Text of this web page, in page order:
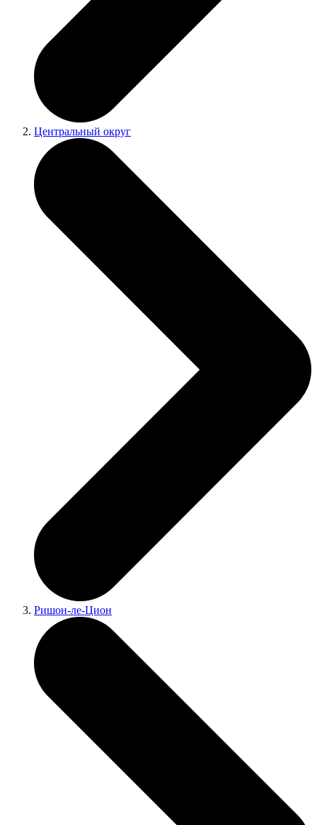
Центральный округ
Ришон-ле-Цион